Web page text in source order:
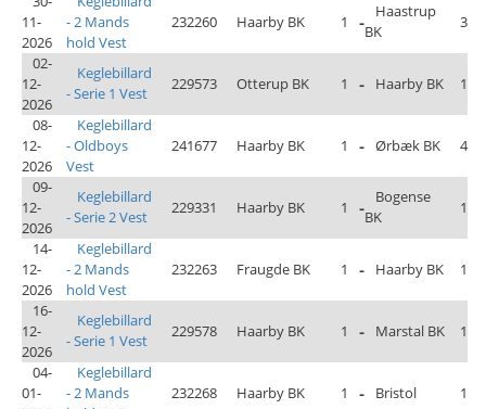
11-
2026
- 2 Mands
hold Vest
232260 Haarby BK 1 -
Haastrup
BK
3
02-
12-
2026
Keglebillard
- Serie 1 Vest
229573 Otterup BK 1 - Haarby BK 1
08-
12-
2026
Keglebillard
- Oldboys
Vest
241677 Haarby BK 1 - Ørbæk BK 4
09-
12-
2026
Keglebillard
- Serie 2 Vest
229331 Haarby BK 1 -
Bogense
BK
1
14-
12-
2026
Keglebillard
- 2 Mands
hold Vest
232263 Fraugde BK 1 - Haarby BK 1
16-
12-
2026
Keglebillard
- Serie 1 Vest
229578 Haarby BK 1 - Marstal BK 1
04-
01-
Keglebillard
- 2 Mands
232268 Haarby BK 1 - Bristol 1